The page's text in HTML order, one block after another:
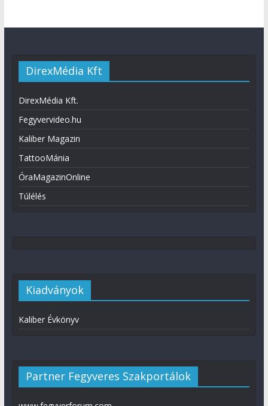
DirexMédia Kft
DirexMédia Kft.
Fegyvervideo.hu
Kaliber Magazin
TattooMánia
ÓraMagazinOnline
Túlélés
Kiadványok
Kaliber Évkönyv
Partner Fegyveres Szakportálok